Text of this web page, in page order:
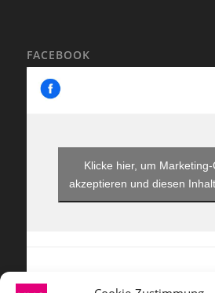
FACEBOOK
Klicke hier, um
akzeptieren und diesen